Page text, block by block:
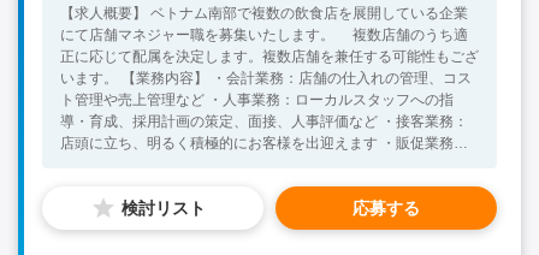
【求人概要】 ベトナム南部で複数の飲食店を展開している企業
にて店舗マネジャー職を募集いたします。 複数店舗のうち適
正に応じて配属を決定します。複数店舗を兼任する可能性もござ
います。 【業務内容】 ・会計業務：店舗の仕入れの管理、コス
ト管理や売上管理など ・人事業務：ローカルスタッフへの指
導・育成、採用計画の策定、面接、人事評価など ・接客業務：
店頭に立ち、明るく積極的にお客様を出迎えます ・販促業務：
務：各種取引先との連絡や交渉など 【必須条件】 ・飲食業界で
のご経験3年以上 ・メールやExcelの基本操作が可能な方 ・日常
会話レベル以上の英語力を有する方（社内コミュニケーションや
検討リスト 応募する